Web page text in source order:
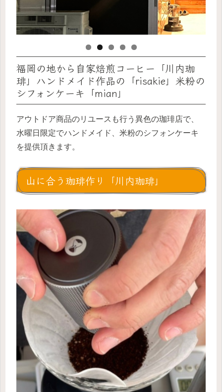
福岡の地から自家焙煎コーヒー「川内珈
琲」ハンドメイド作品の「risakie」米粉の
シフォンケーキ「mian」
アウトドア商品のリユースも行う異色の珈琲店で、
水曜日限定でハンドメイド、米粉のシフォンケーキ
を提供頂きます。
山に合う珈琲作り「川内珈琲」